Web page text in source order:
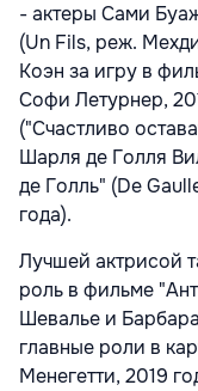
- актеры Сами
(Un Fils, реж.
Коэн за игру в
Софи Летурнер,
("Счастливо
Шарля де Голля
де Голль" (De
года).
Лучшей актрисой
роль в фильме
Шевалье и
главные роли в
Менегетти, 2019